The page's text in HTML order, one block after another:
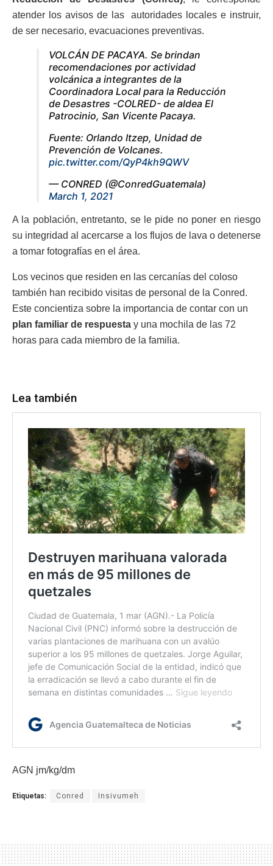
atender los avisos de las autoridades locales e instruir,
de ser necesario, evacuaciones preventivas.
VOLCÁN DE PACAYA. Se brindan
recomendaciones por actividad
volcánica a integrantes de la
Coordinadora Local para la Reducción
de Desastres -COLRED- de aldea El
Patrocinio, San Vicente Pacaya.
Fuente: Orlando Itzep, Unidad de
Prevención de Volcanes.
pic.twitter.com/QyP4kh9QWV
— CONRED (@ConredGuatemala)
March 1, 2021
A la población, entretanto, se le pide no poner en riesgo
su integridad al acercarse a los flujos de lava o detenerse
a tomar fotografías en el área.
Los vecinos que residen en las cercanías del coloso
también han recibido visitas de personal de la Conred.
Este concientiza sobre la importancia de contar con un
plan familiar de respuesta y una mochila de las 72
horas para cada miembro de la familia.
Lea también
AGN jm/kg/dm
Etiquetas: Conred Insivumeh